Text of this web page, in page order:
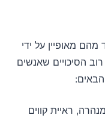
מאופיין על ידי
הסיכויים שאנשים
ראיית קווים